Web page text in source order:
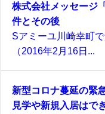
株式会社メッセージ
件とその後
Sアミーユ川崎幸町
（2016年2月16日...
新型コロナ蔓延の緊
見学や新規入居はで